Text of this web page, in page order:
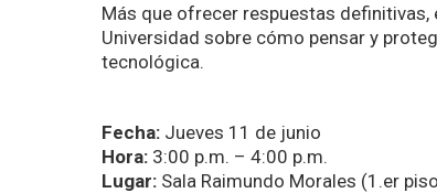
Más que ofrecer respuestas
Universidad sobre cómo pensar y
tecnológica.
Fecha: Jueves 11 de junio
Hora: 3:00 p.m. – 4:00 p.m.
Lugar: Sala Raimundo Morales (1.er